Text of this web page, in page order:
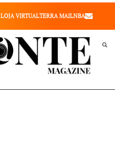
LOJA VIRTUALTERRA MAILNBA